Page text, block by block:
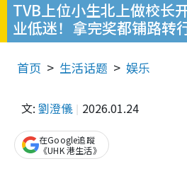
TVB上位小生北上做校长
业低迷！拿完奖都铺路转
首页 生活话题 娱乐
文: 劉澄儀 2026.01.24
在Google追蹤
《UHK 港生活》